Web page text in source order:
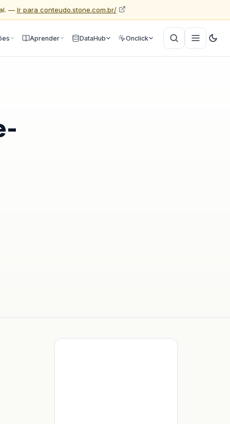
— Ir para conteudo.stone.com.br/
Aprender DataHub Onclick